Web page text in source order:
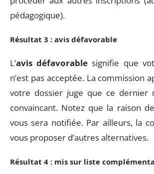
pédagogique).
Résultat 3 : avis défavorable
L’avis défavorablesignifie que
n’est pas acceptée. La commission
votre dossier juge que ce dernier
convaincant. Notez que la raison
vous sera notifiée. Par ailleurs, la
vous proposer d’autres alternatives.
Résultat 4 : mis sur liste